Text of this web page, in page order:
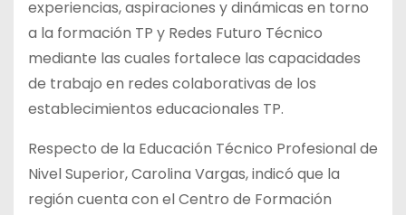
experiencias, aspiraciones y dinámicas en torno
a la formación TP y Redes Futuro Técnico
mediante las cuales fortalece las capacidades
de trabajo en redes colaborativas de los
establecimientos educacionales TP.
Respecto de la Educación Técnico Profesional de
Nivel Superior, Carolina Vargas, indicó que la
región cuenta con el Centro de Formación